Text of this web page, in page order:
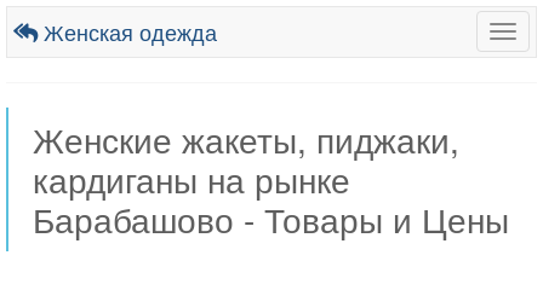
Женская одежда
Женские жакеты, пиджаки,
кардиганы на рынке
Барабашово - Товары и Цены